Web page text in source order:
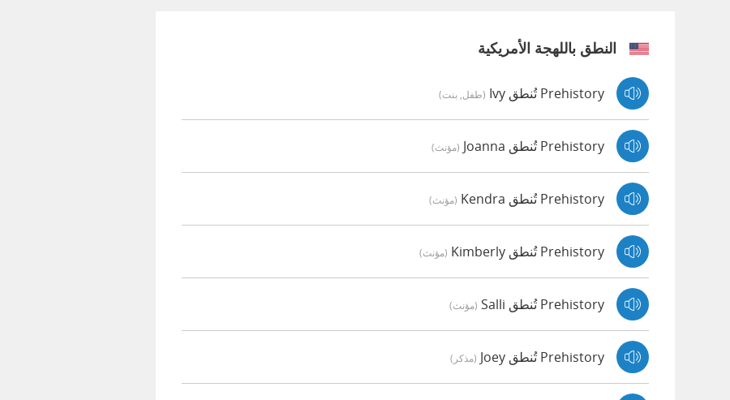
النطق باللهجة الأمريكية
Prehistory تُنطق Ivy (طفل, بنت)
Prehistory تُنطق Joanna (مؤنث)
Prehistory تُنطق Kendra (مؤنث)
Prehistory تُنطق Kimberly (مؤنث)
Prehistory تُنطق Salli (مؤنث)
Prehistory تُنطق Joey (مذكر)